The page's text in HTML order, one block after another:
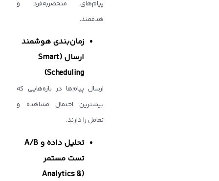
پیام‌های منحصربه‌فرد و
هدفمند.
زمان‌بندی هوشمند
ارسال (Smart
Scheduling)
ارسال پیام‌ها در بازه‌هایی که
بیشترین احتمال مشاهده و
تعامل را دارند.
تحلیل داده و
تست مستمر
(Analytics &